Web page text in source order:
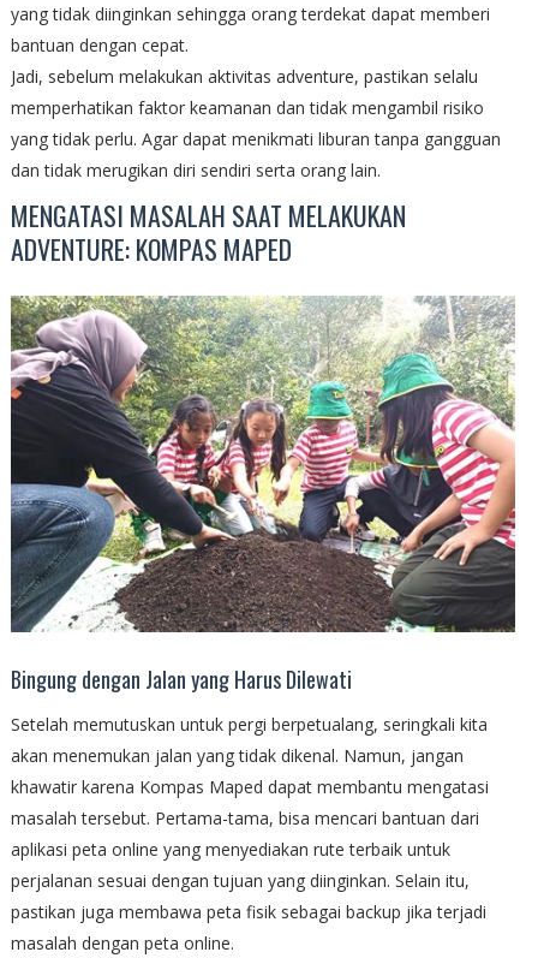
yang tidak diinginkan sehingga orang terdekat dapat memberi
bantuan dengan cepat.
Jadi, sebelum melakukan aktivitas adventure, pastikan selalu
memperhatikan faktor keamanan dan tidak mengambil risiko
yang tidak perlu. Agar dapat menikmati liburan tanpa gangguan
dan tidak merugikan diri sendiri serta orang lain.
MENGATASI MASALAH SAAT MELAKUKAN
ADVENTURE: KOMPAS MAPED
Bingung dengan Jalan yang Harus Dilewati
Setelah memutuskan untuk pergi berpetualang, seringkali kita
akan menemukan jalan yang tidak dikenal. Namun, jangan
khawatir karena Kompas Maped dapat membantu mengatasi
masalah tersebut. Pertama-tama, bisa mencari bantuan dari
aplikasi peta online yang menyediakan rute terbaik untuk
perjalanan sesuai dengan tujuan yang diinginkan. Selain itu,
pastikan juga membawa peta fisik sebagai backup jika terjadi
masalah dengan peta online.